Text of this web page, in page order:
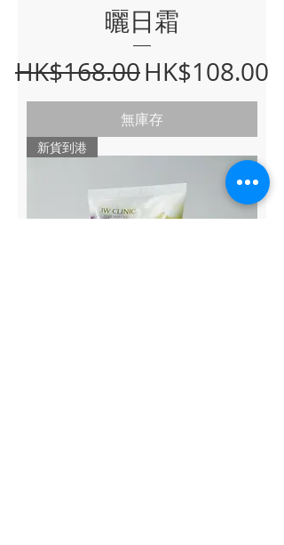
曬日霜
一般價格
HK$168.00促銷價格
HK$108.00
無庫存
新貨到港